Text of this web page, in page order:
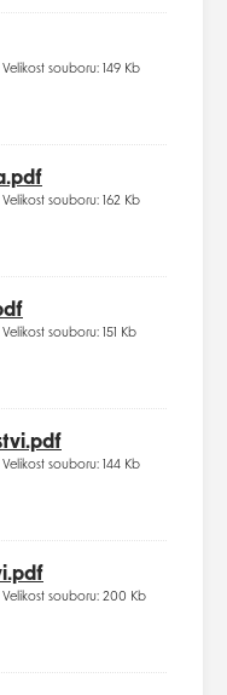
souboru: 149 Kb
souboru: 162 Kb
souboru: 151 Kb
souboru: 144 Kb
souboru: 200 Kb